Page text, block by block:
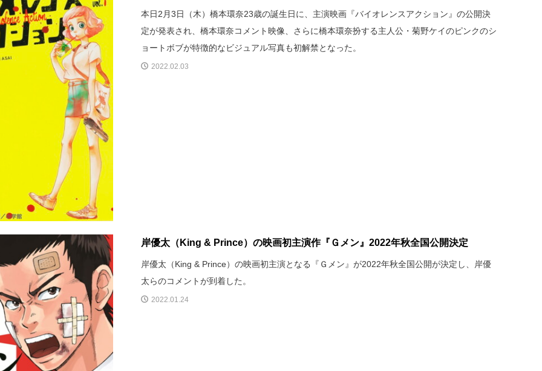
本日2月3日（木）橋本環奈23歳の誕生日に、主演映画『バイオレンスアクション』の公開決
定が発表され、橋本環奈コメント映像、さらに橋本環奈扮する主人公・菊野ケイのピンクのシ
ョートボブが特徴的なビジュアル写真も初解禁となった。
2022.02.03
岸優太（King & Prince）の映画初主演作『Ｇメン』2022年秋全国公開決定
岸優太（King & Prince）の映画初主演となる『Ｇメン』が2022年秋全国公開が決定し、岸優
太らのコメントが到着した。
2022.01.24